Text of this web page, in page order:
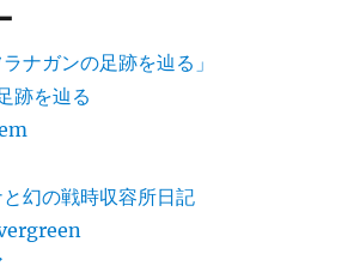
ラナガンの足跡を辿る」
跡を辿る
幻の戦時収容所日記